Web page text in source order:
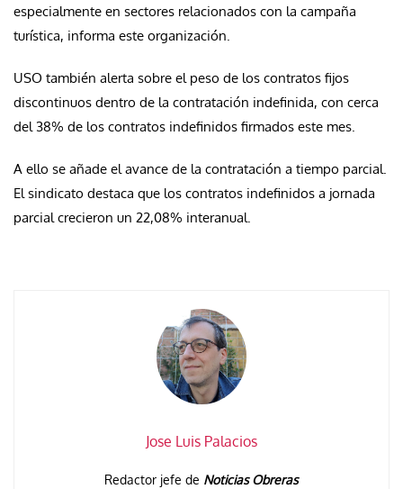
especialmente en sectores relacionados con la campaña
turística, informa este organización.
USO también alerta sobre el peso de los contratos fijos
discontinuos dentro de la contratación indefinida, con cerca
del 38% de los contratos indefinidos firmados este mes.
A ello se añade el avance de la contratación a tiempo parcial.
El sindicato destaca que los contratos indefinidos a jornada
parcial crecieron un 22,08% interanual.
Jose Luis Palacios
Redactor jefe de Noticias Obreras